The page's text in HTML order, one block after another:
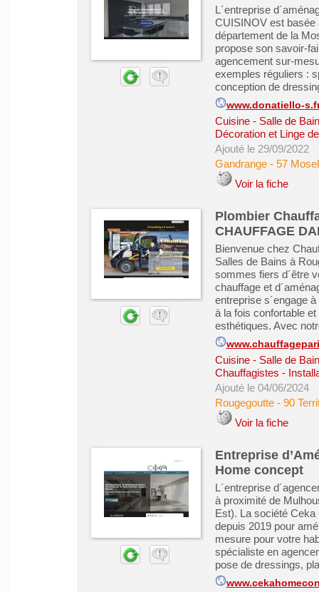
L´entreprise
CUISINOV est basée
département de la
propose son savoir-
agencement sur-
exemples réguliers :
conception de
www.donatiello-
Cuisine - Salle de
Décoration et Linge
Ajouté le 29/09/2022
Gandrange- 57
Voir la fiche
Plombier
CHAUFFAGE
Bienvenue chez
Salles de Bains à
sommes fiers d´être
chauffage et
entreprise s´engage
à la fois confortable
esthétiques. Avec
Cuisine - Salle de
Chauffagistes -
Ajouté le 04/06/2024
Rougegoutte- 90
Voir la fiche
Entreprise
Home concept
L´entreprise
à proximité de
Est). La société
depuis 2019 pour
mesure pour votre
spécialiste en
pose de dressings,